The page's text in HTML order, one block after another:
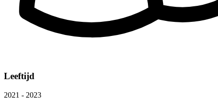
Leeftijd
2021 - 2023